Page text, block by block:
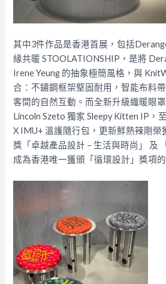
其中3件作品是香港首展，包括
緣共暖 STOOLATIONSHIP，是將
Irene Yeung 的抽象極簡風格，與
合：不鏽鋼框架堅固耐用，智能布料
客間的自然互動。而全新升級織暖眼
Lincoln Szeto 獨家 Sleepy Kitten IP，
X IMU+ 溫護隨行包，更新鮮熱辣剛榮
獎「卓越產品設計 – 生活與時尚」 及
成為香港唯一獲頒「循環設計」獎項的